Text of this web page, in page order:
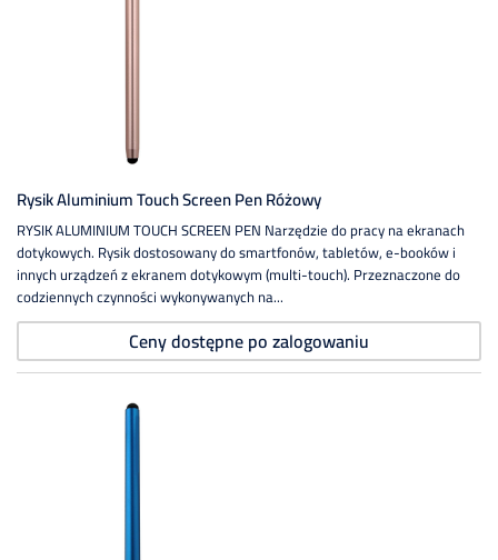
Rysik Aluminium Touch Screen Pen Różowy
RYSIK ALUMINIUM TOUCH SCREEN PEN Narzędzie do pracy na ekranach
dotykowych. Rysik dostosowany do smartfonów, tabletów, e-booków i
innych urządzeń z ekranem dotykowym (multi-touch). Przeznaczone do
codziennych czynności wykonywanych na...
Ceny dostępne po zalogowaniu